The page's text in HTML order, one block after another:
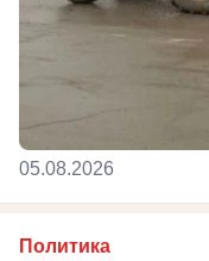
05.08.2026
Политика